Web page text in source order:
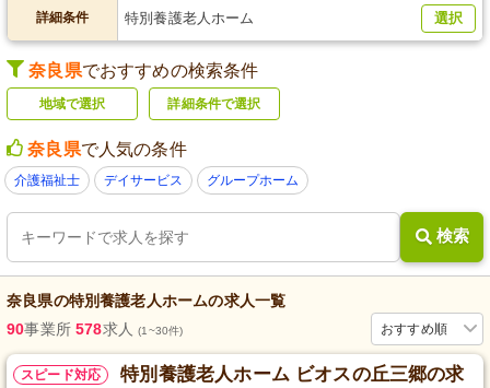
詳細条件 特別養護老人ホーム 選択
奈良県でおすすめの検索条件
地域で選択 詳細条件で選択
奈良県で人気の条件
介護福祉士 デイサービス グループホーム
検索
奈良県の特別養護老人ホームの求人一覧
おすすめ順
90事業所 578求人(1~30件)
スピード対応
特別養護老人ホーム ビオスの丘三郷の求